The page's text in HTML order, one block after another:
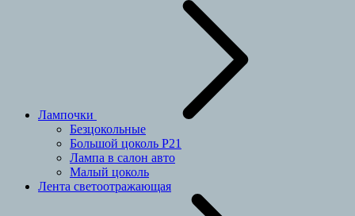
Лампочки
Безцокольные
Большой цоколь P21
Лампа в салон авто
Малый цоколь
Лента светоотражающая